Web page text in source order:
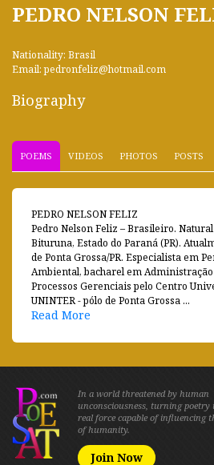
PEDRO NELSON
Nationality: Brasil
Email: pedronfeliz@hotmail.com
Biography
POEMS VIDEOS PHOTOS POSTS
PEDRO NELSON FELIZ
Pedro Nelson Feliz – Brasileiro.
Bituruna, Estado do Paraná (PR).
de Ponta Grossa/PR. Especialista em
Ambiental, bacharel em
Processos Gerenciais pelo Centro
UNINTER - pólo de Ponta Grossa ...
Read More
In a world threatened by human
unconsciousness, turning poetry
real force capable of influencing
of humanity.
Join Now